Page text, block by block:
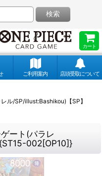
カート
検索
ご利用案内 店頭受取について
ル/SP/illust:Bashikou)【SP】
ート(パラレ
002[OP10]}